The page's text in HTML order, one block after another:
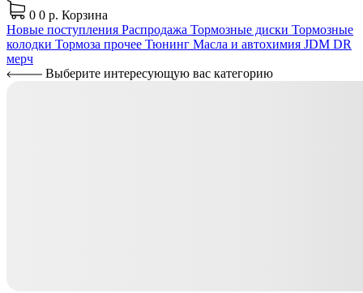
0 0 р. Корзина
Новые поступления Распродажа Тормозные диски Тормозные
колодки Тормоза прочее Тюнинг Масла и автохимия JDM DR
мерч
Выберите интересующую вас категорию